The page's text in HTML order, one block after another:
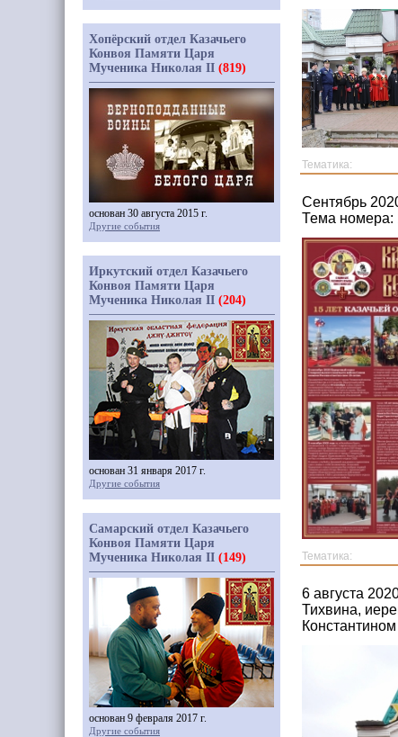
Тематика:
Сентябрь
Тема номера:
Тематика:
6 августа
Тихвина,
Хопёрский отдел Казачьего
Конвоя Памяти Царя
Мученика Николая II (819)
основан 30 августа 2015 г.
Другие события
Иркутский отдел Казачьего
Конвоя Памяти Царя
Мученика Николая II (204)
основан 31 января 2017 г.
Другие события
Самарский отдел Казачьего
Конвоя Памяти Царя
Мученика Николая II (149)
основан 9 февраля 2017 г.
Другие события